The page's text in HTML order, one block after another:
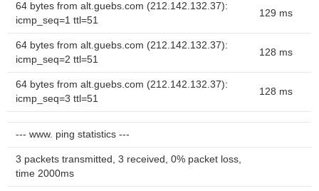
64 bytes from alt.guebs.com (212.142.132.37):
icmp_seq=1 ttl=51
129 ms
64 bytes from alt.guebs.com (212.142.132.37):
icmp_seq=2 ttl=51
128 ms
64 bytes from alt.guebs.com (212.142.132.37):
icmp_seq=3 ttl=51
128 ms
--- www. ping statistics ---
3 packets transmitted, 3 received, 0% packet loss,
time 2000ms